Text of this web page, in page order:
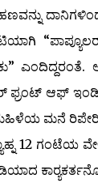
ಫ್ರಂಟ್ ಆಫ್
ಮನೆ ರಿಪೇರಿ
12 ಗಂಟೆಯ